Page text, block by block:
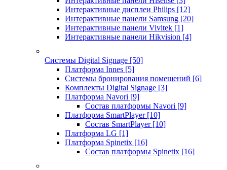
Интерактивные дисплеи Philips [12]
Интерактивные панели Samsung [20]
Интерактивные панели Vivitek [1]
Интерактивные панели Hikvision [4]
Системы Digital Signage [50]
Платформа Innes [5]
Системы бронирования помещений [6]
Комплекты Digital Signage [3]
Платформа Navori [9]
Состав платформы Navori [9]
Платформа SmartPlayer [10]
Состав SmartPlayer [10]
Платформа LG [1]
Платформа Spinetix [16]
Состав платформы Spinetix [16]